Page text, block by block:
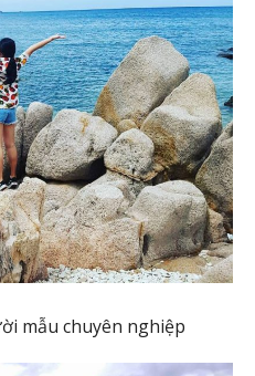
mẫu chuyên nghiệp